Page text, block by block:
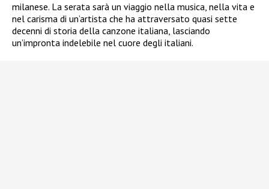
milanese. La serata sarà un viaggio nella musica, nella vita e
nel carisma di un’artista che ha attraversato quasi sette
decenni di storia della canzone italiana, lasciando
un’impronta indelebile nel cuore degli italiani.